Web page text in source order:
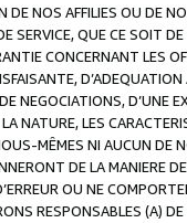
NOS AFFILIES OU DE
SERVICE, QUE CE SOIT
CONCERNANT LES
NEGOCIATIONS, D’UNE
NATURE, LES
MÊMES NI AUCUN DE
DE LA MANIERE
OU NE
RESPONSABLES (A)